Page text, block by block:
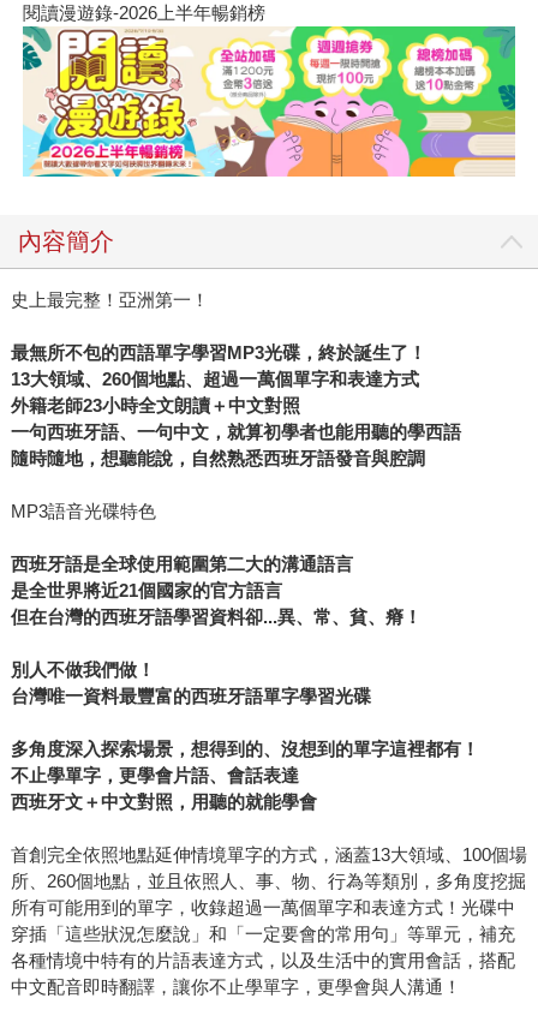
閱讀漫遊錄-2026上半年暢銷榜
內容簡介
史上最完整！亞洲第一！
最無所不包的西語單字學習MP3光碟，終於誕生了！
13大領域、260個地點、超過一萬個單字和表達方式
外籍老師23小時全文朗讀＋中文對照
一句西班牙語、一句中文，就算初學者也能用聽的學西語
隨時隨地，想聽能說，自然熟悉西班牙語發音與腔調
MP3語音光碟特色
西班牙語是全球使用範圍第二大的溝通語言
是全世界將近21個國家的官方語言
但在台灣的西班牙語學習資料卻...異、常、貧、瘠！
別人不做我們做！
台灣唯一資料最豐富的西班牙語單字學習光碟
多角度深入探索場景，想得到的、沒想到的單字這裡都有！
不止學單字，更學會片語、會話表達
西班牙文＋中文對照，用聽的就能學會
首創完全依照地點延伸情境單字的方式，涵蓋13大領域、100個場
所、260個地點，並且依照人、事、物、行為等類別，多角度挖掘
所有可能用到的單字，收錄超過一萬個單字和表達方式！光碟中
穿插「這些狀況怎麼說」和「一定要會的常用句」等單元，補充
各種情境中特有的片語表達方式，以及生活中的實用會話，搭配
中文配音即時翻譯，讓你不止學單字，更學會與人溝通！